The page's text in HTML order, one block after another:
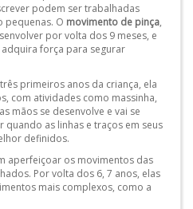
podem ser trabalhadas
pequenas. O movimento de pinça,
por volta dos 9 meses, e
força para segurar
primeiros anos da criança, ela
com atividades como massinha,
mãos se desenvolve e vai se
as linhas e traços em seus
definidos.
aperfeiçoar os movimentos das
Por volta dos 6, 7 anos, elas
mais complexos, como a